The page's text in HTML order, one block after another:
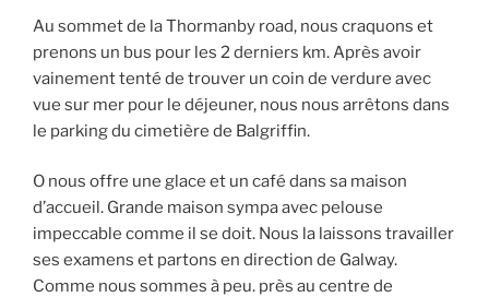
Au sommet de la Thormanby road, nous craquons et
prenons un bus pour les 2 derniers km. Après avoir
vainement tenté de trouver un coin de verdure avec
vue sur mer pour le déjeuner, nous nous arrêtons dans
le parking du cimetière de Balgriffin.
O nous offre une glace et un café dans sa maison
d’accueil. Grande maison sympa avec pelouse
impeccable comme il se doit. Nous la laissons travailler
ses examens et partons en direction de Galway.
Comme nous sommes à peu. près au centre de